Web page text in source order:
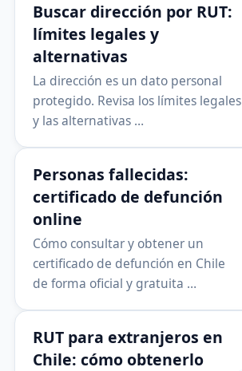
Buscar dirección por RUT:
límites legales y
alternativas
La dirección es un dato personal
protegido. Revisa los límites legales
y las alternativas …
Personas fallecidas:
certificado de defunción
online
Cómo consultar y obtener un
certificado de defunción en Chile
de forma oficial y gratuita …
RUT para extranjeros en
Chile: cómo obtenerlo